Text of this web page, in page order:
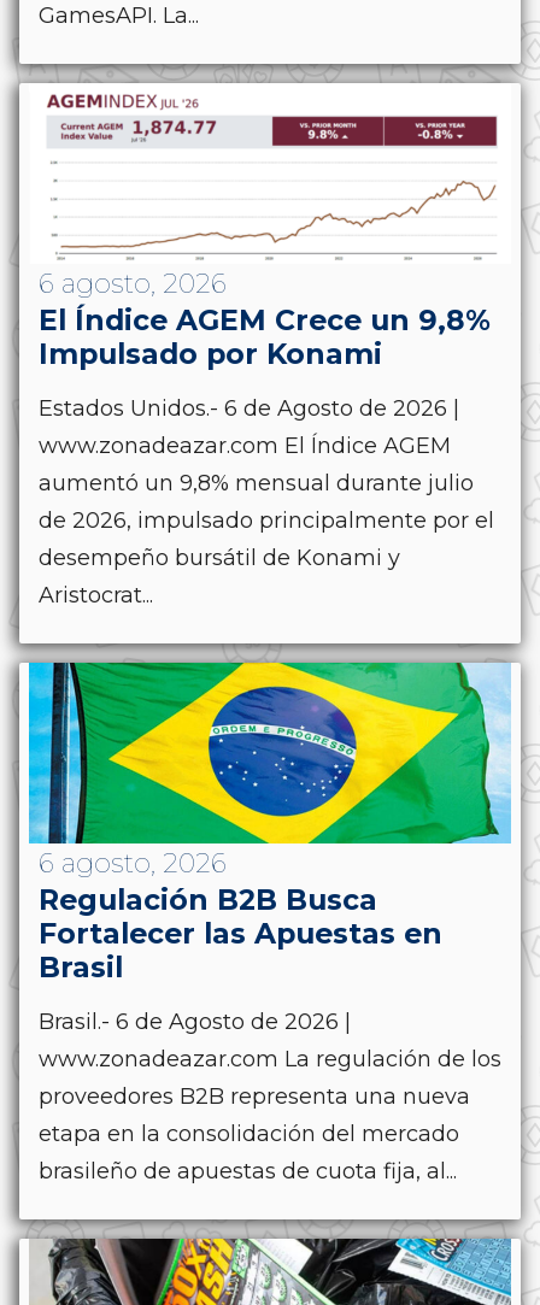
GamesAPI. La...
6 agosto, 2026
El Índice AGEM Crece un 9,8%
Impulsado por Konami
Estados Unidos.- 6 de Agosto de 2026 |
www.zonadeazar.com El Índice AGEM
aumentó un 9,8% mensual durante julio
de 2026, impulsado principalmente por el
desempeño bursátil de Konami y
Aristocrat...
6 agosto, 2026
Regulación B2B Busca
Fortalecer las Apuestas en
Brasil
Brasil.- 6 de Agosto de 2026 |
www.zonadeazar.com La regulación de los
proveedores B2B representa una nueva
etapa en la consolidación del mercado
brasileño de apuestas de cuota fija, al...